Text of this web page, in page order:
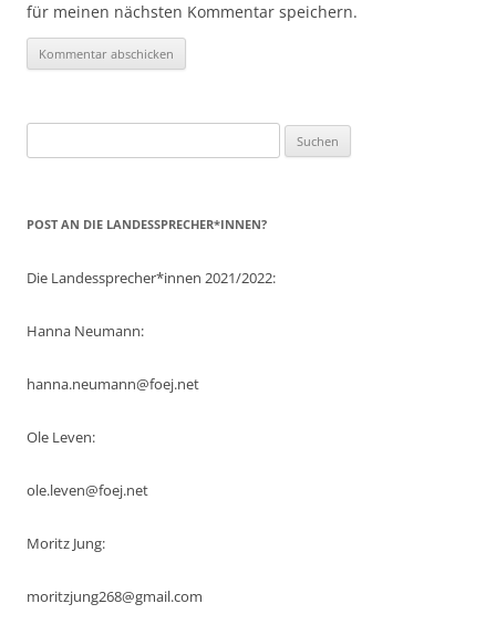
für meinen nächsten Kommentar speichern.
nach:
POST AN DIE LANDESSPRECHER*INNEN?
Die Landessprecher*innen 2021/2022:
Hanna Neumann:
hanna.neumann@foej.net
Ole Leven:
ole.leven@foej.net
Moritz Jung:
moritzjung268@gmail.com